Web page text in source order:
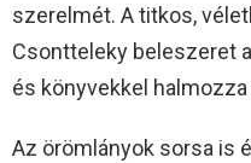
szerelmét. A titkos,
Csontteleky beleszeret
és könyvekkel halmozza
Az örömlányok sorsa is